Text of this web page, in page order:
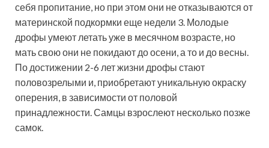
себя пропитание, но при этом они не отказываются от
материнской подкормки еще недели 3. Молодые
дрофы умеют летать уже в месячном возрасте, но
мать свою они не покидают до осени, а то и до весны.
По достижении 2-6 лет жизни дрофы стают
половозрелыми и, приобретают уникальную окраску
оперения, в зависимости от половой
принадлежности. Самцы взрослеют несколько позже
самок.